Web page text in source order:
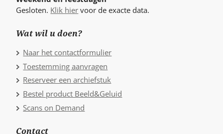
Gesloten. Klik hier voor de exacte data.
Wat wil u doen?
Naar het contactformulier
Toestemming aanvragen
Reserveer een archiefstuk
Bestel product Beeld&Geluid
Scans on Demand
Contact